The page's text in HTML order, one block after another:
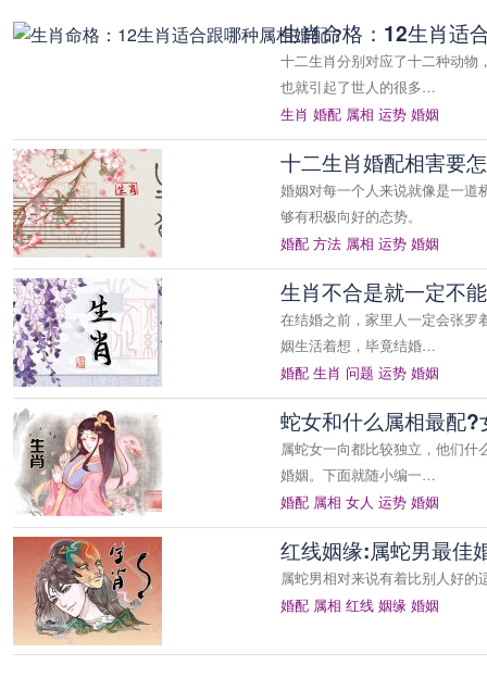
生肖命格：12生肖适
十二生肖分别对应了十二种动物
也就引起了世人的很多…
生肖 婚配 属相 运势 婚姻
十二生肖婚配相害要
婚姻对每一个人来说就像是一道
够有积极向好的态势。
婚配 方法 属相 运势 婚姻
生肖不合是就一定不
在结婚之前，家里人一定会张罗
姻生活着想，毕竟结婚…
婚配 生肖 问题 运势 婚姻
蛇女和什么属相最配
属蛇女一向都比较独立，他们
婚姻。下面就随小编一…
婚配 属相 女人 运势 婚姻
红线姻缘:属蛇男最佳
属蛇男相对来说有着比别人好
婚配 属相 红线 姻缘 婚姻